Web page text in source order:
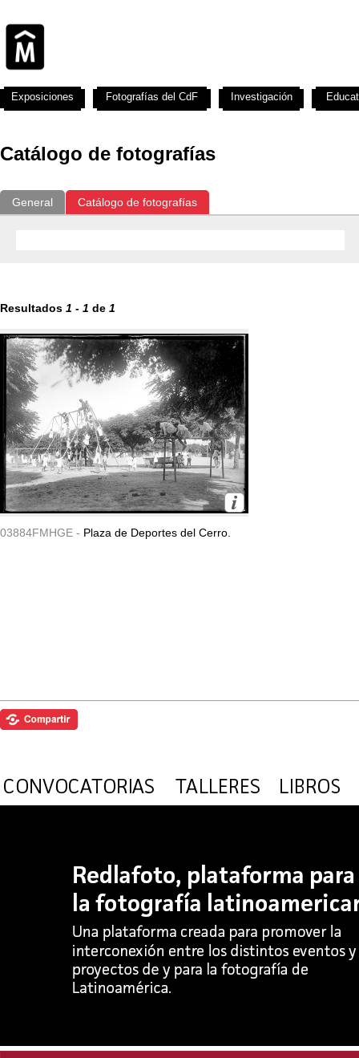
Catálogo de fotografías
General Catálogo de fotografías
Resultados 1 - 1 de 1
03884FMHGE - Plaza de Deportes del Cerro.
Exposiciones Fotografías del CdF Investigación